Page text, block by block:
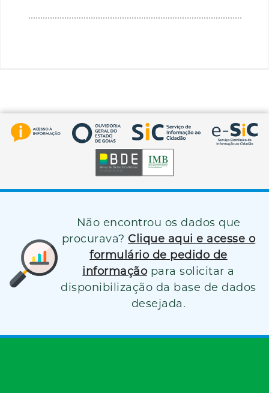
Não encontrou os dados que
procurava? Clique aqui e acesse o
formulário de pedido de
informação para solicitar a
disponibilização da base de dados
desejada.